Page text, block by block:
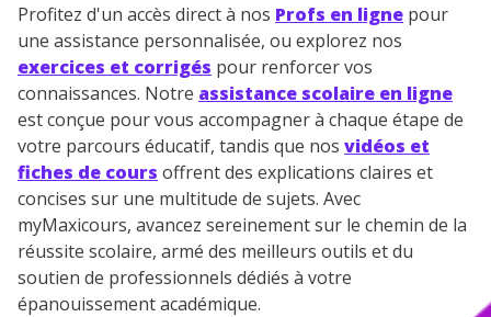
Profitez d'un accès direct à nos Profs en ligne pour
une assistance personnalisée, ou explorez nos
exercices et corrigés pour renforcer vos
connaissances. Notre assistance scolaire en ligne
est conçue pour vous accompagner à chaque étape de
votre parcours éducatif, tandis que nos vidéos et
fiches de cours offrent des explications claires et
concises sur une multitude de sujets. Avec
myMaxicours, avancez sereinement sur le chemin de la
réussite scolaire, armé des meilleurs outils et du
soutien de professionnels dédiés à votre
épanouissement académique.